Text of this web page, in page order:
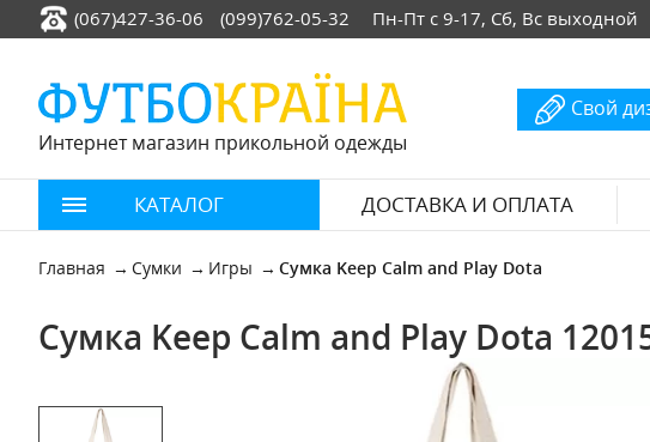
(067)427-36-06 (099)762-05-32 Пн-Пт с 9-17, Сб, Вс выходной
Интернет магазин прикольной одежды
Свой
КАТАЛОГ ДОСТАВКА И ОПЛАТА
Главная Сумки Игры Сумка Keep Calm and Play Dota
Сумка Keep Calm and Play Dota